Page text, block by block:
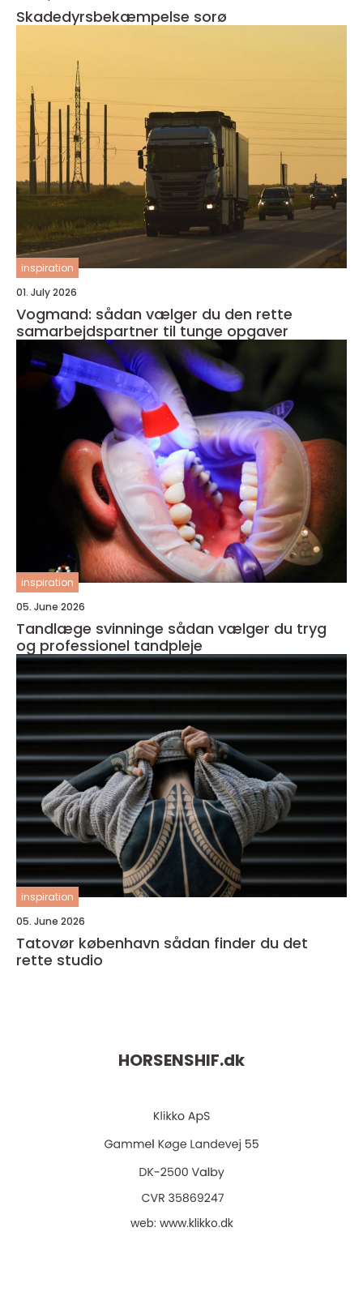
Skadedyrsbekæmpelse sorø
inspiration
01. July 2026
Vogmand: sådan vælger du den rette
samarbejdspartner til tunge opgaver
inspiration
05. June 2026
Tandlæge svinninge sådan vælger du tryg
og professionel tandpleje
inspiration
05. June 2026
Tatovør københavn sådan finder du det
rette studio
HORSENSHIF.dk
web: www.klikko.dk